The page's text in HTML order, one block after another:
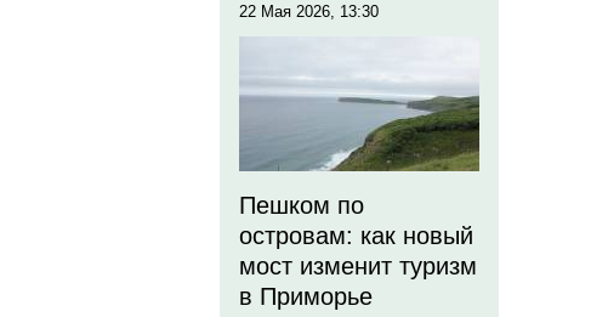
22 Мая 2026, 13:30
Пешком по
островам: как новый
мост изменит туризм
в Приморье